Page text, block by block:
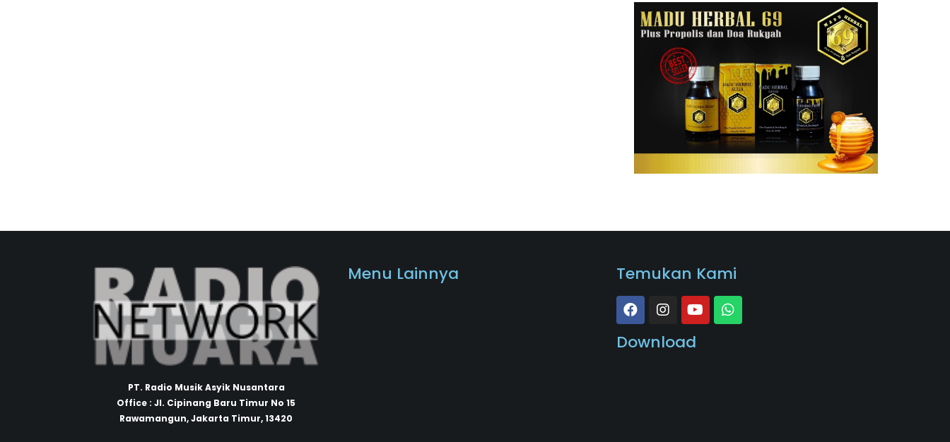
PT. Radio Musik Asyik Nusantara
Office : Jl. Cipinang Baru Timur No 15
Rawamangun, Jakarta Timur, 13420
Menu Lainnya Temukan Kami
Download